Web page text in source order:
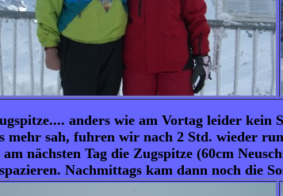
anders wie am Vortag leider kein
mehr sah, fuhren wir nach 2 Std. wieder
nächsten Tag die Zugspitze (60cm
Nachmittags kam dann noch die